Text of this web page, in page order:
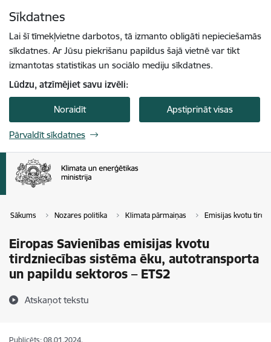
Sīkdatnes
Lai šī tīmekļvietne darbotos, tā izmanto obligāti nepieciešamās
sīkdatnes. Ar Jūsu piekrišanu papildus šajā vietnē var tikt
izmantotas statistikas un sociālo mediju sīkdatnes.
Lūdzu, atzīmējiet savu izvēli:
Noraidīt Apstiprināt visas
Pārvaldīt sīkdatnes
Sākums Nozares politika Klimata pārmaiņas Emisijas kvotu
Eiropas Savienības emisijas kvotu
tirdzniecības sistēma ēku, autotransporta
un papildu sektoros – ETS2
Atskaņot tekstu
Publicēts: 08.01.2024.